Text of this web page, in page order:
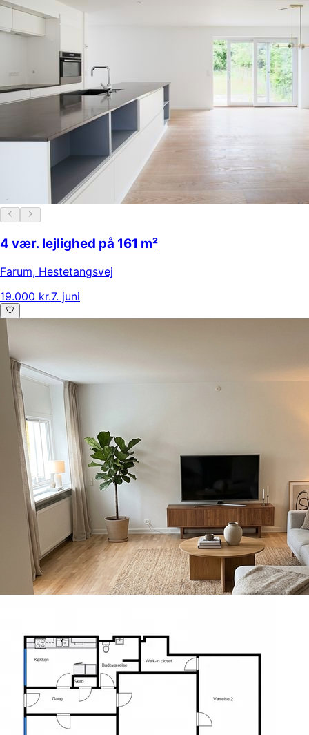
4 vær. lejlighed på 161 m²
Farum, Hestetangsvej
19.000 kr.7. juni